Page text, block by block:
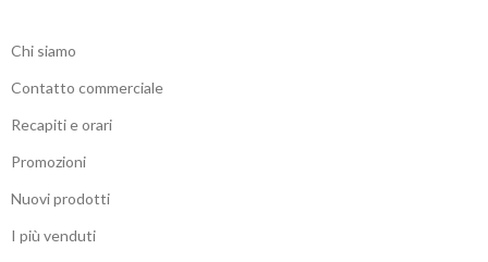
Chi siamo
Contatto commerciale
Recapiti e orari
Promozioni
Nuovi prodotti
I più venduti